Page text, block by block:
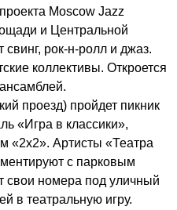
Moscow Jazz
и Центральной
рок-н-ролл и джаз.
коллективы. Откроется
проезд) пройдет пикник
«Игра в классики»,
«2х2». Артисты «Театра
с парковым
свои номера под уличный
в театральную игру.